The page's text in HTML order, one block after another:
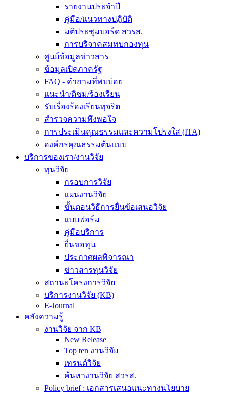
รายงานประจำปี
คู่มือ/แนวทางปฏิบัติ
มติประชุมบอร์ด สวรส.
การบริจาคสมทบกองทุน
ศูนย์ข้อมูลข่าวสาร
ข้อมูลเปิดภาครัฐ
FAQ - คำถามที่พบบ่อย
แนะนำ/ติชม/ร้องเรียน
รับเรื่องร้องเรียนทุจริต
สำรวจความพึงพอใจ
การประเมินคุณธรรมและความโปรงใส (ITA)
องค์กรคุณธรรมต้นแบบ
บริการของเรา/งานวิจัย
ทุนวิจัย
กรอบการวิจัย
แผนงานวิจัย
ขั้นตอนวิธีการยื่นข้อเสนอวิจัย
แบบฟอร์ม
คู่มือบริการ
ยื่นขอทุน
ประกาศผลพิจารณา
ข่าวสารทุนวิจัย
สถานะโครงการวิจัย
บริการงานวิจัย (KB)
E-Journal
คลังความรู้
งานวิจัย จาก KB
New Release
Top ten งานวิจัย
เทรนด์วิจัย
ค้นหางานวิจัย สวรส.
Policy brief : เอกสารเสนอแนะทางนโยบาย